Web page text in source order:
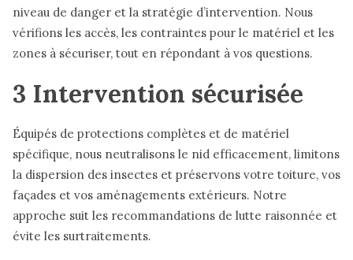
niveau de danger et la stratégie d’intervention. Nous
vérifions les accès, les contraintes pour le matériel et les
zones à sécuriser, tout en répondant à vos questions.
3 Intervention sécurisée
Équipés de protections complètes et de matériel
spécifique, nous neutralisons le nid efficacement, limitons
la dispersion des insectes et préservons votre toiture, vos
façades et vos aménagements extérieurs. Notre
approche suit les recommandations de lutte raisonnée et
évite les surtraitements.